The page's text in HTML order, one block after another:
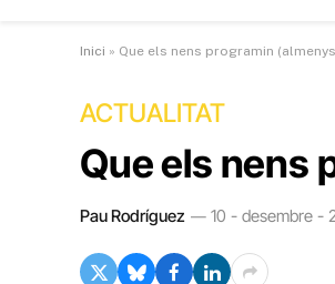
Inici » Que els nens programin
ACTUALITAT
Que els nens
Pau Rodríguez 10 - desembre -